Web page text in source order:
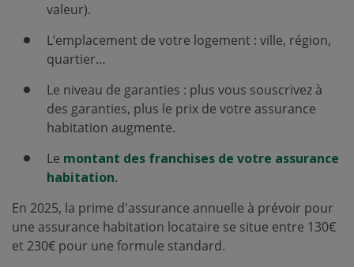
valeur).
L’emplacement de votre logement : ville, région,
quartier…
Le niveau de garanties : plus vous souscrivez à
des garanties, plus le prix de votre assurance
habitation augmente.
Le montant des franchises de votre assurance
habitation.
En 2025, la prime d'assurance annuelle à prévoir pour
une assurance habitation locataire se situe entre 130€
et 230€ pour une formule standard.